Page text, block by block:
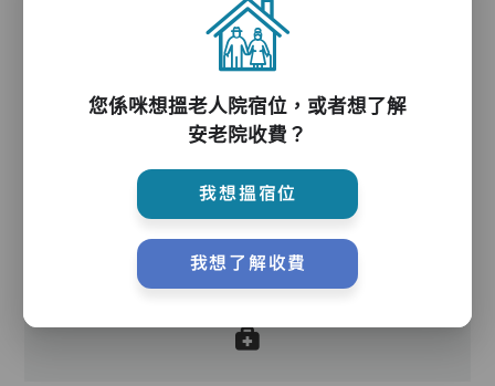
電動床,升降機,防滑扶手,助行器/拐杖,輪椅
護理服務
護理評估、執藥、核派藥、量度生命表徵、協助沐
浴、餵飯、換尿片
您係咪想搵老人院宿位，或者想了解
安老院收費？
我想搵宿位
我想了解收費